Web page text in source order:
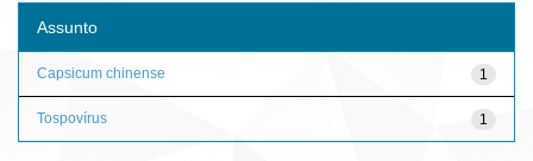
Assunto
1
Capsicum chinense
1
Tospovírus